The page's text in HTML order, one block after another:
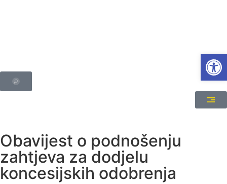
Obavijest o podnošenju
zahtjeva za dodjelu
koncesijskih odobrenja